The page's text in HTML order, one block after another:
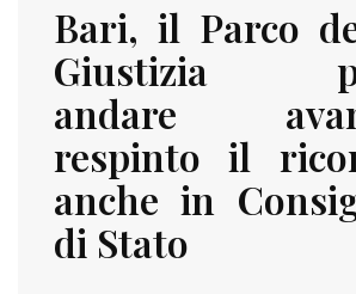
Bari, il Parco
Giustizia
andare
respinto il
anche in
di Stato